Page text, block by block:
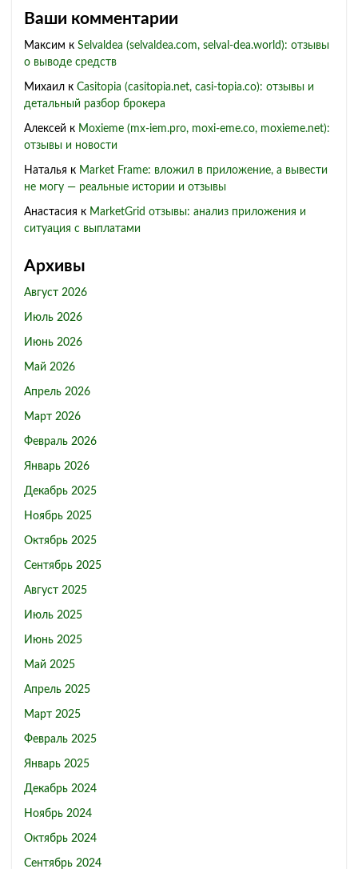
Ваши комментарии
Максим к Selvaldea (selvaldea.com, selval-dea.world): отзывы
о выводе средств
Михаил к Casitopia (casitopia.net, casi-topia.co): отзывы и
детальный разбор брокера
Алексей к Moxieme (mx-iem.pro, moxi-eme.co, moxieme.net):
отзывы и новости
Наталья к Market Frame: вложил в приложение, а вывести
не могу — реальные истории и отзывы
Анастасия к MarketGrid отзывы: анализ приложения и
ситуация с выплатами
Архивы
Август 2026
Июль 2026
Июнь 2026
Май 2026
Апрель 2026
Март 2026
Февраль 2026
Январь 2026
Декабрь 2025
Ноябрь 2025
Октябрь 2025
Сентябрь 2025
Август 2025
Июль 2025
Июнь 2025
Май 2025
Апрель 2025
Март 2025
Февраль 2025
Январь 2025
Декабрь 2024
Ноябрь 2024
Октябрь 2024
Сентябрь 2024